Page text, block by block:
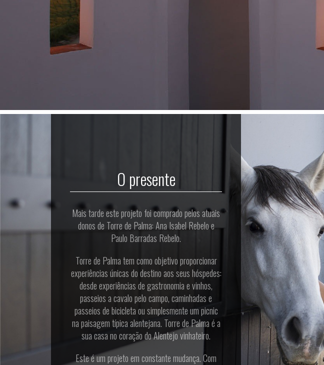
O presente
Mais tarde este projeto foi comprado pelos atuais
donos de Torre de Palma: Ana Isabel Rebelo e
Paulo Barradas Rebelo.
Torre de Palma tem como objetivo proporcionar
experiências únicas do destino aos seus hóspedes:
desde experiências de gastronomia e vinhos,
passeios a cavalo pelo campo, caminhadas e
passeios de bicicleta ou simplesmente um picnic
na paisagem típica alentejana. Torre de Palma é a
sua casa no coração do Alentejo vinhateiro.
Este é um projeto em constante mudança. Com